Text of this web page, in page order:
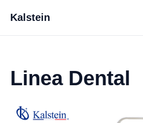
Kalstein
Linea Dental